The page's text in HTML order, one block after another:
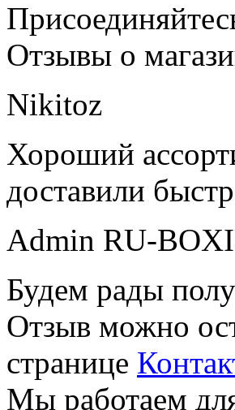
Отзывы о
Nikitoz
Хороший
доставили
Admin RU-
Будем рады
Отзыв можно
странице
Мы работаем